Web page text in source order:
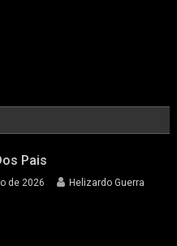
Pais
de 2026 Helizardo Guerra